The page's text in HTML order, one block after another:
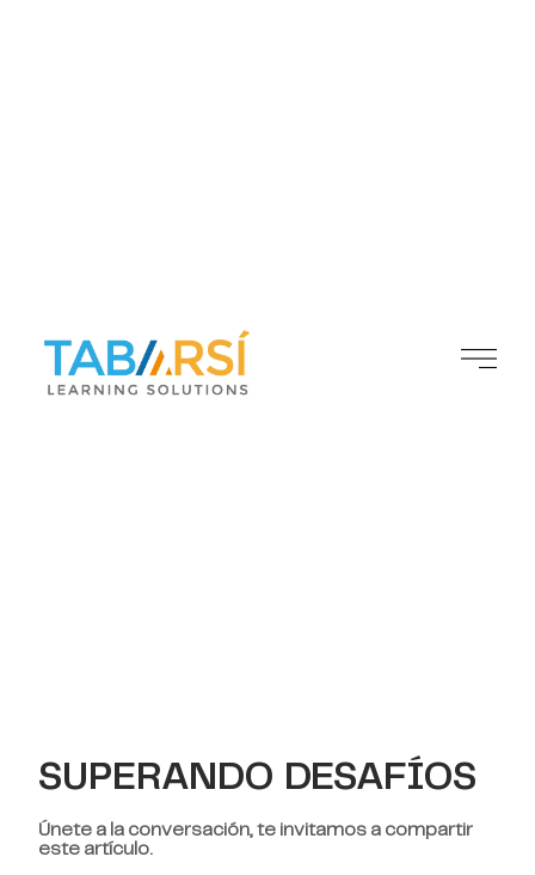
SUPERANDO DESAFÍOS
Únete a la conversación, te invitamos a compartir
este artículo.